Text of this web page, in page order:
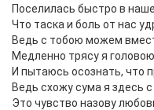
Поселилась быстро в
Что таска и боль от нас
Ведь с тобою можем
Медленно трясу я головою
И пытаюсь осознать, что
Ведь схожу сума я здесь
Это чувство назову